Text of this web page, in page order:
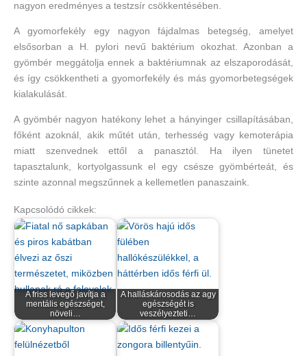
nagyon eredményes a testzsír csökkentésében.
A gyomorfekély egy nagyon fájdalmas betegség, amelyet
elsősorban a H. pylori nevű baktérium okozhat. Azonban a
gyömbér meggátolja ennek a baktériumnak az elszaporodását,
és így csökkentheti a gyomorfekély és más gyomorbetegségek
kialakulását.
A gyömbér nagyon hatékony lehet a hányinger csillapításában,
főként azoknál, akik műtét után, terhesség vagy kemoterápia
miatt szenvednek ettől a panasztól. Ha ilyen tünetet
tapasztalunk, kortyolgassunk el egy csésze gyömbérteát, és
szinte azonnal megszűnnek a kellemetlen panaszaink.
Kapcsolódó cikkek:
A friss levegő javítja a
mentális egészséget,
növeli…
A halláskárosodás az agy
egészségét is
veszélyezteti…